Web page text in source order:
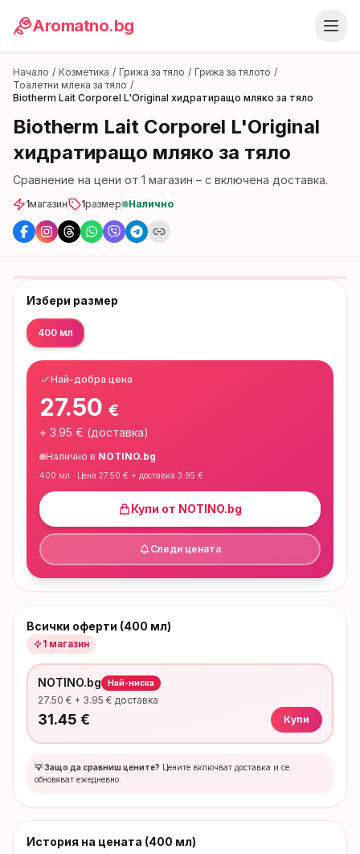
Aromatno.bg
Начало / Козметика / Грижа за тяло / Грижа за тялото /
Тоалетни млека за тяло /
Biotherm Lait Corporel L'Original хидратиращо мляко за тяло
Biotherm Lait Corporel L'Original
хидратиращо мляко за тяло
Сравнение на цени от 1 магазин – с включена доставка.
1магазин 1размер Налично
Избери размер
400 мл
Най-добра цена
27.50 €
+ 3.95 € (доставка)
Налично в NOTINO.bg
400 мл · Цена 27.50 € + доставка 3.95 €
Купи от NOTINO.bg
Следи цената
Всички оферти (400 мл)
1 магазин
NOTINO.bg Най-ниска
27.50 € + 3.95 € доставка
31.45 € Купи
💡 Защо да сравниш цените? Цените включват доставка и се
обновяват ежедневно.
История на цената (400 мл)